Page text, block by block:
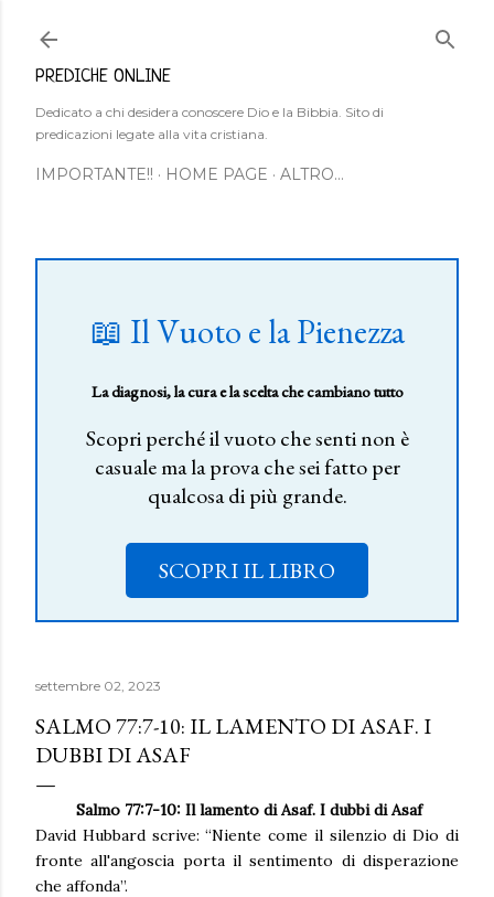
PREDICHE ONLINE
Dedicato a chi desidera conoscere Dio e la Bibbia. Sito di
predicazioni legate alla vita cristiana.
IMPORTANTE!! HOME PAGE ALTRO…
📖 Il Vuoto e la Pienezza
La diagnosi, la cura e la scelta che cambiano tutto
Scopri perché il vuoto che senti non è
casuale ma la prova che sei fatto per
qualcosa di più grande.
SCOPRI IL LIBRO
settembre 02, 2023
SALMO 77:7-10: IL LAMENTO DI ASAF. I
DUBBI DI ASAF
Salmo 77:7-10: Il lamento di Asaf. I dubbi di Asaf
David Hubbard scrive: “Niente come il silenzio di Dio di
fronte all'angoscia porta il sentimento di disperazione
che affonda”.